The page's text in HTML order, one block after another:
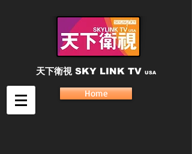
天下衛視 SKY LINK TV USA
Home